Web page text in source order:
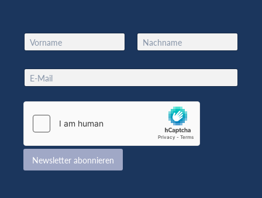
N
a
e
*
*
m
a
E
m
i
Newsletter abonnieren